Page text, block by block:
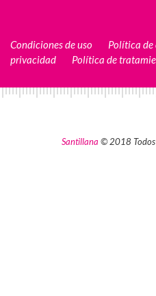
Condiciones de uso Política de
privacidad
Política de
Santillana © 2018 Todos